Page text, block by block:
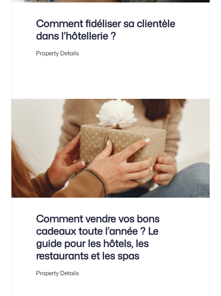
Comment fidéliser sa clientèle
dans l’hôtellerie ?
Property Details
Comment vendre vos bons
cadeaux toute l’année ? Le
guide pour les hôtels, les
restaurants et les spas
Property Details